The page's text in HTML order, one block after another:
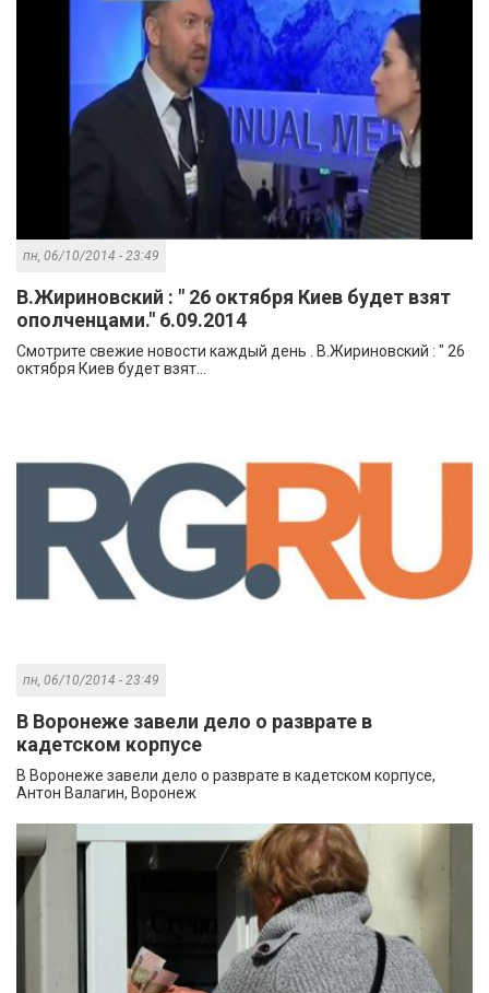
пн, 06/10/2014 - 23:49
В.Жириновский : " 26 октября Киев будет взят
ополченцами." 6.09.2014
Смотрите свежие новости каждый день . В.Жириновский : " 26
октября Киев будет взят...
пн, 06/10/2014 - 23:49
В Воронеже завели дело о разврате в
кадетском корпусе
В Воронеже завели дело о разврате в кадетском корпусе,
Антон Валагин, Воронеж